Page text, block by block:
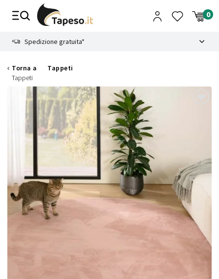
Spedizione gratuita*
Torna a
Tappeti
Tappeti